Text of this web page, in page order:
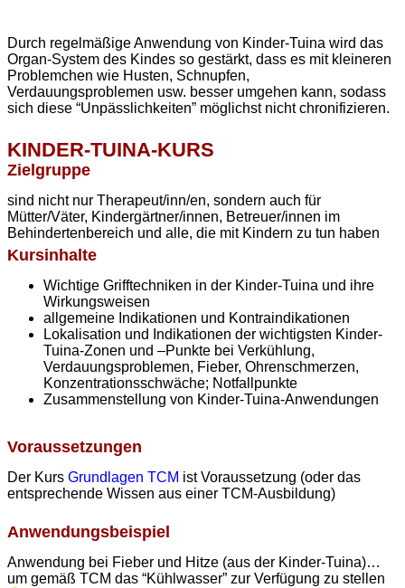
Durch regelmäßige Anwendung von Kinder-Tuina wird das
Organ-System des Kindes so gestärkt, dass es mit kleineren
Problemchen wie Husten, Schnupfen,
Verdauungsproblemen usw. besser umgehen kann, sodass
sich diese “Unpässlichkeiten” möglichst nicht chronifizieren.
KINDER-TUINA-KURS
Zielgruppe
sind nicht nur Therapeut/inn/en, sondern auch für
Mütter/Väter, Kindergärtner/innen, Betreuer/innen im
Behindertenbereich und alle, die mit Kindern zu tun haben
Kursinhalte
Wichtige Grifftechniken in der Kinder-Tuina und ihre
Wirkungsweisen
allgemeine Indikationen und Kontraindikationen
Lokalisation und Indikationen der wichtigsten Kinder-
Tuina-Zonen und –Punkte bei Verkühlung,
Verdauungsproblemen, Fieber, Ohrenschmerzen,
Konzentrationsschwäche; Notfallpunkte
Zusammenstellung von Kinder-Tuina-Anwendungen
Voraussetzungen
Der Kurs Grundlagen TCM ist Voraussetzung (oder das
entsprechende Wissen aus einer TCM-Ausbildung)
Anwendungsbeispiel
Anwendung bei Fieber und Hitze (aus der Kinder-Tuina)…
um gemäß TCM das “Kühlwasser” zur Verfügung zu stellen